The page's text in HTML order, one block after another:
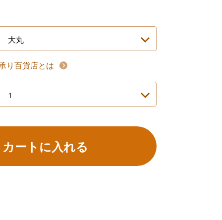
り百貨店とは
カートに入れる